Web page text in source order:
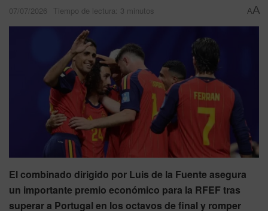
07/07/2026 Tiempo de lectura: 3 minutos AA
El combinado dirigido por Luis de la Fuente asegura
un importante premio económico para la RFEF tras
superar a Portugal en los octavos de final y romper